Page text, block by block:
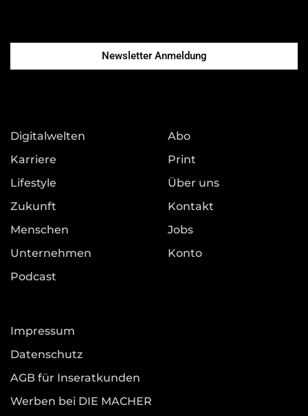
Newsletter Anmeldung
Digitalwelten
Karriere
Lifestyle
Zukunft
Menschen
Unternehmen
Podcast
Abo
Print
Über uns
Kontakt
Jobs
Konto
Impressum
Datenschutz
AGB für Inseratkunden
Werben bei DIE MACHER